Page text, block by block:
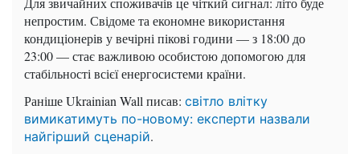
непростим. Свідоме та економне використання
кондиціонерів у вечірні пікові години — з 18:00 до
23:00 — стає важливою особистою допомогою для
стабільності всієї енергосистеми країни.
Раніше Ukrainian Wall писав: світло влітку
вимикатимуть по-новому: експерти назвали
найгірший сценарій.